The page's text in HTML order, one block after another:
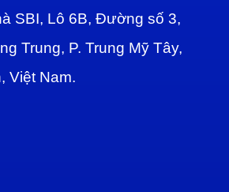
SBI, Lô 6B, Đường số 3,
Trung, P. Trung Mỹ Tây,
Việt Nam.